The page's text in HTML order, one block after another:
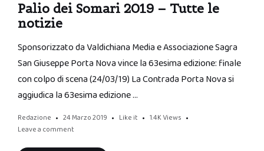
Palio dei Somari 2019 – Tutte le
notizie
Sponsorizzato da Valdichiana Media e Associazione Sagra
San Giuseppe Porta Nova vince la 63esima edizione: finale
con colpo di scena (24/03/19) La Contrada Porta Nova si
aggiudica la 63esima edizione …
Redazione 24 Marzo 2019 Like it 1.4K Views
Leave a comment